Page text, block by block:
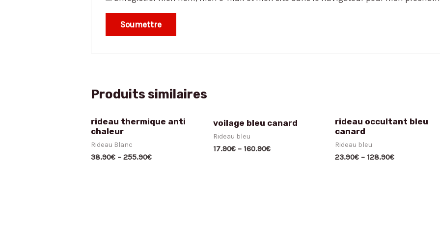
Produits similaires
rideau thermique anti
chaleur
Rideau Blanc
38.90€ –255.90€
voilage bleu canard
Rideau bleu
17.90€– 160.90€
rideau occultant bleu
canard
Rideau bleu
23.90€ – 128.90€